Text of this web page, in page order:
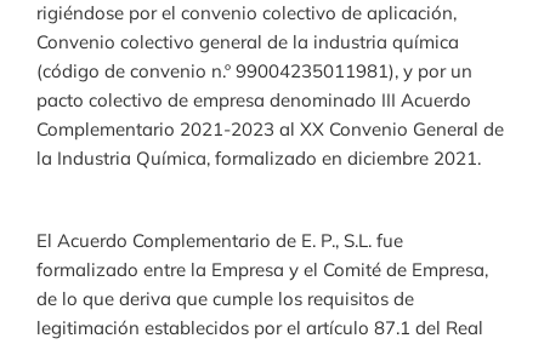
rigiéndose por el convenio colectivo de aplicación,
Convenio colectivo general de la industria química
(código de convenio n.º 99004235011981), y por un
pacto colectivo de empresa denominado III Acuerdo
Complementario 2021-2023 al XX Convenio General de
la Industria Química, formalizado en diciembre 2021.
El Acuerdo Complementario de E. P., S.L. fue
formalizado entre la Empresa y el Comité de Empresa,
de lo que deriva que cumple los requisitos de
legitimación establecidos por el artículo 87.1 del Real